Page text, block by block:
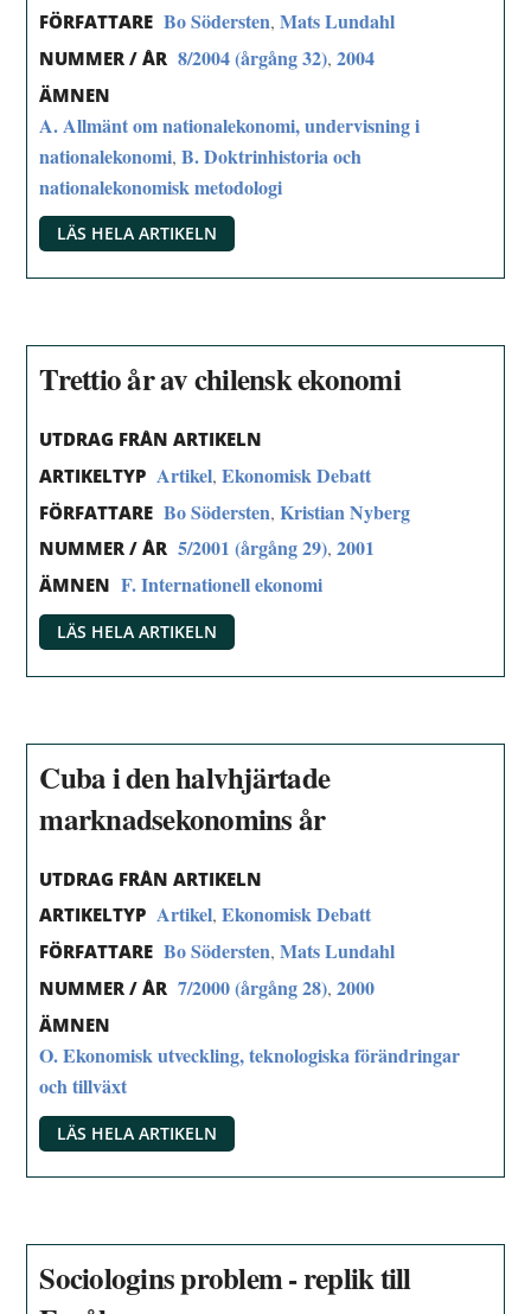
FÖRFATTARE Bo Södersten,Mats Lundahl
NUMMER / ÅR 8/2004 (årgång 32),2004
ÄMNEN
A. Allmänt om nationalekonomi, undervisning i
nationalekonomi,B. Doktrinhistoria och
nationalekonomisk metodologi
LÄS HELA ARTIKELN
Trettio år av chilensk ekonomi
UTDRAG FRÅN ARTIKELN
ARTIKELTYP Artikel,Ekonomisk Debatt
FÖRFATTARE Bo Södersten,Kristian Nyberg
NUMMER / ÅR 5/2001 (årgång 29),2001
ÄMNEN F. Internationell ekonomi
LÄS HELA ARTIKELN
Cuba i den halvhjärtade
marknadsekonomins år
UTDRAG FRÅN ARTIKELN
ARTIKELTYP Artikel,Ekonomisk Debatt
FÖRFATTARE Bo Södersten,Mats Lundahl
NUMMER / ÅR 7/2000 (årgång 28),2000
ÄMNEN
O. Ekonomisk utveckling, teknologiska förändringar
och tillväxt
LÄS HELA ARTIKELN
Sociologins problem - replik till